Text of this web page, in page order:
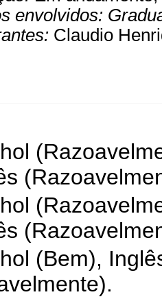
envolvidos:
Claudio
(Bem),